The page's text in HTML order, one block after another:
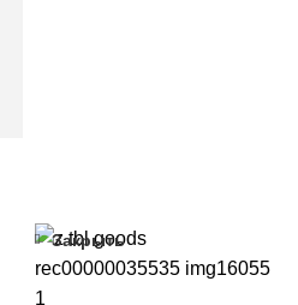
Закрыть